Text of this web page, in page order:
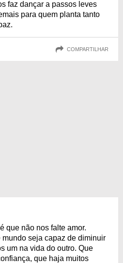
faz dançar a passos leves
para quem planta tanto
COMPARTILHAR
que não nos falte amor.
seja capaz de diminuir
um na vida do outro. Que
que haja muitos